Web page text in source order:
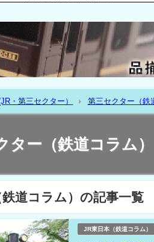
・第三セクター） 第三セクター（鉄
ター（鉄道コラム）
道コラム）の記事一覧
JR東日本（鉄道コラム）